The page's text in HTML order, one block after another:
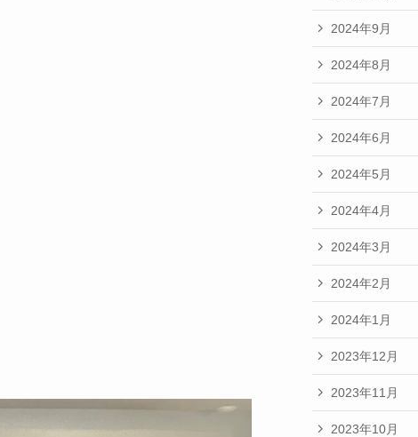
2024年9月
2024年8月
2024年7月
2024年6月
2024年5月
2024年4月
2024年3月
2024年2月
2024年1月
2023年12月
2023年11月
2023年10月